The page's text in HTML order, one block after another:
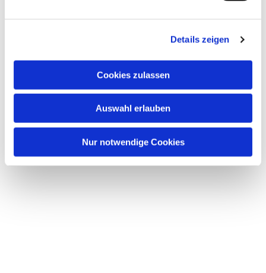
Details zeigen
Cookies zulassen
Auswahl erlauben
Nur notwendige Cookies